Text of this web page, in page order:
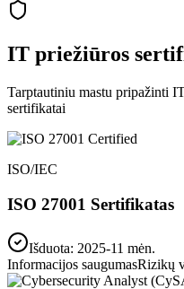
IT priežiūros
Tarptautiniu mastu pripažinti
sertifikatai
ISO/IEC
ISO 27001 Sertifikatas
Išduota: 2025-11 mėn.
Informacijos saugumasRizikų